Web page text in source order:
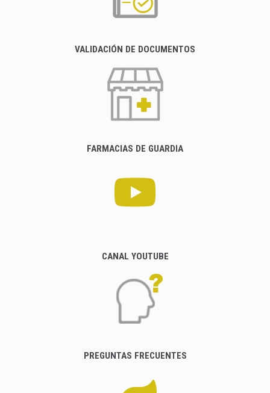
VALIDACIÓN DE DOCUMENTOS
FARMACIAS DE GUARDIA
CANAL YOUTUBE
PREGUNTAS FRECUENTES